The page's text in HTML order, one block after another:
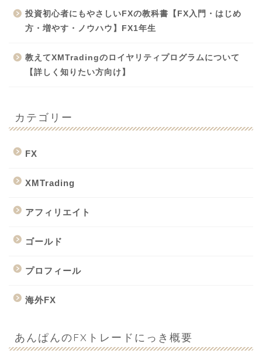
投資初心者にもやさしいFXの教科書【FX入門・はじめ
方・増やす・ノウハウ】FX1年生
教えてXMTradingのロイヤリティプログラムについて
【詳しく知りたい方向け】
カテゴリー
FX
XMTrading
アフィリエイト
ゴールド
プロフィール
海外FX
あんぱんのFXトレードにっき概要